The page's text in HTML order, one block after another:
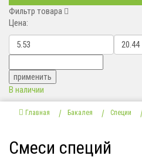
Фильтр товара
Цена:
В наличии
Главная Бакалея Специи
Cмеси специй